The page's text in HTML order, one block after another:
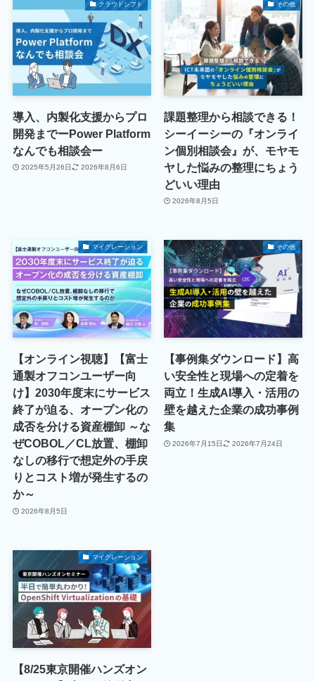
クラウドシフト
導入、内製化支援からプロ
開発までーPower Platform
なんでも相談会ー
2025年5月26日 2026年8月6日
その他
課題整理から相談できる！
シーイーシーの『オンライ
ン個別相談会』が、モヤモ
ヤした悩みの整理にちょう
どいい理由
2026年8月5日
マイグレーション
【オンライン視聴】【富士
通製オフコンユーザー向
け】2030年度末にサービス
終了が迫る、オープン化の
成否を分ける資産棚卸 ～な
ぜCOBOL／CL放置、棚卸
なしの移行で想定外の手戻
りとコスト増が発生するの
か～
2026年8月5日
その他
【事例集ダウンロード】高
い安全性と現場への定着を
両立！生成AI導入・活用の
壁を越えた企業の成功事例
集
2026年7月15日 2026年7月24日
マイグレーション
【8/25東京開催ハンズオン